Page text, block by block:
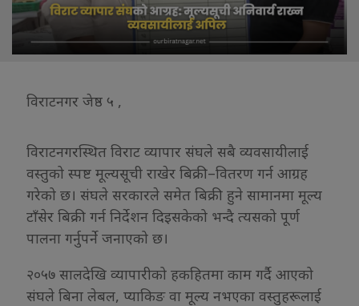
विराटनगर जेष्ठ ५ ,
विराटनगरस्थित विराट व्यापार संघले सबै व्यवसायीलाई
वस्तुको स्पष्ट मूल्यसूची राखेर बिक्री–वितरण गर्न आग्रह
गरेको छ। संघले सरकारले समेत बिक्री हुने सामानमा मूल्य
टाँसेर बिक्री गर्न निर्देशन दिइसकेको भन्दै त्यसको पूर्ण
पालना गर्नुपर्ने जनाएको छ।
२०५७ सालदेखि व्यापारीको हकहितमा काम गर्दै आएको
संघले बिना लेबल, प्याकिङ वा मूल्य नभएका वस्तुहरूलाई